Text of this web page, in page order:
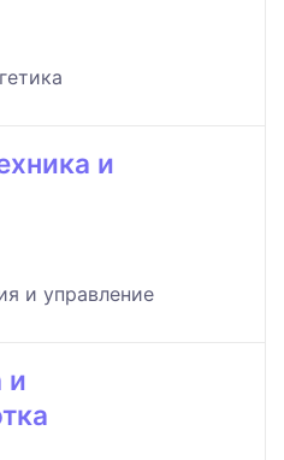
и
и управление
и